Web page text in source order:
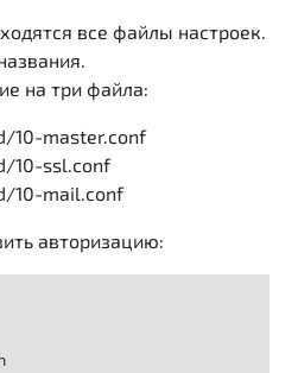
все файлы настроек.
на три файла:
10-master.conf
10-ssl.conf
10-mail.conf
авторизацию: